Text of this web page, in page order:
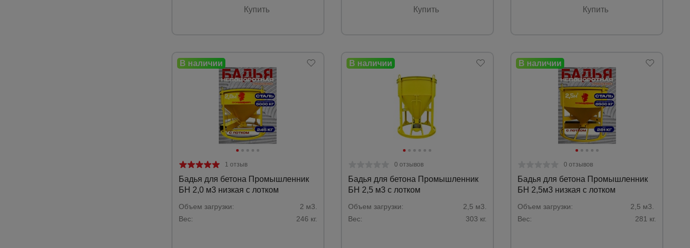
Купить Купить Купить
1 отзыв
Бадья для бетона Промышленник
БН 2,0 м3 низкая с лотком
Объем загрузки:
2 м3.
Вес:
246 кг.
0 отзывов
Бадья для бетона Промышленник
БН 2,5 м3 с лотком
Объем загрузки:
2,5 м3.
Вес:
303 кг.
0 отзывов
Бадья для бетона Промышленник
БН 2,5м3 низкая с лотком
Объем загрузки:
2,5 м3.
Вес:
281 кг.